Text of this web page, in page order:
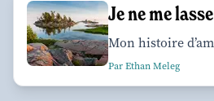
Je ne me
Mon histoire
Par Ethan Meleg